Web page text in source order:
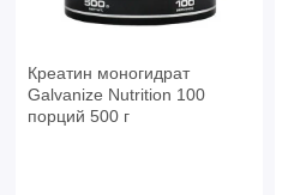
Креатин моногидрат
Galvanize Nutrition 100
порций 500 г